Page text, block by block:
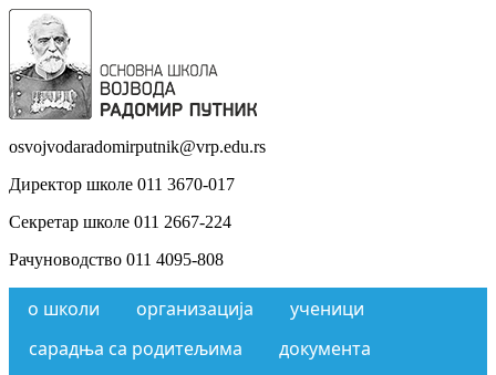
osvojvodaradomirputnik@vrp.edu.rs
Директор школе 011 3670-017
Секретар школе 011 2667-224
Рачуноводство 011 4095-808
о школи организација
ученици
сарадња са родитељима
документа